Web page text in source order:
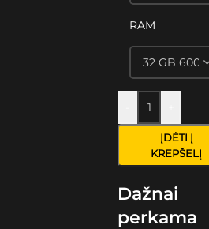
RAM
ĮDĖTI Į
KREPŠELĮ
Dažnai
perkama